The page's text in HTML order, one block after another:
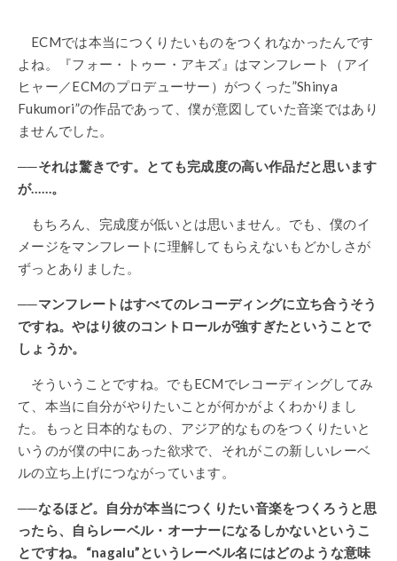
ECMでは本当につくりたいものをつくれなかったんです
よね。『フォー・トゥー・アキズ』はマンフレート（アイ
ヒャー／ECMのプロデューサー）がつくった”Shinya
Fukumori”の作品であって、僕が意図していた音楽ではあり
ませんでした。
──それは驚きです。とても完成度の高い作品だと思います
が……。
もちろん、完成度が低いとは思いません。でも、僕のイ
メージをマンフレートに理解してもらえないもどかしさが
ずっとありました。
──マンフレートはすべてのレコーディングに立ち合うそう
ですね。やはり彼のコントロールが強すぎたということで
しょうか。
そういうことですね。でもECMでレコーディングしてみ
て、本当に自分がやりたいことが何かがよくわかりまし
た。もっと日本的なもの、アジア的なものをつくりたいと
いうのが僕の中にあった欲求で、それがこの新しいレーベ
ルの立ち上げにつながっています。
──なるほど。自分が本当につくりたい音楽をつくろうと思
ったら、自らレーベル・オーナーになるしかないというこ
とですね。“nagalu”というレーベル名にはどのような意味